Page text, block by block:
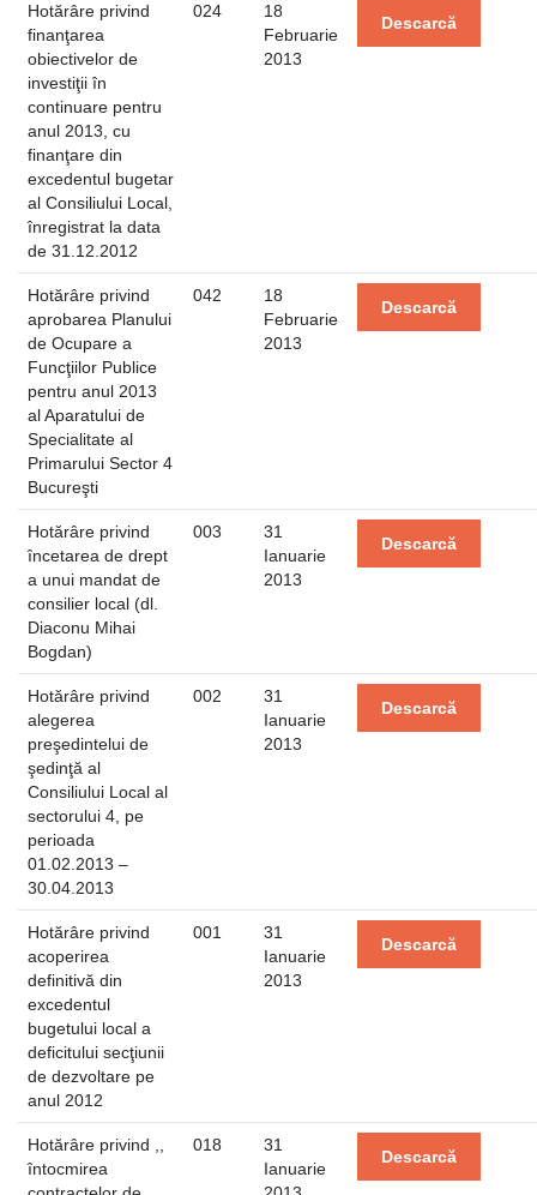
Hotărâre privind
finanţarea
obiectivelor de
investiţii în
continuare pentru
anul 2013, cu
finanţare din
excedentul bugetar
al Consiliului Local,
înregistrat la data
de 31.12.2012
024
18
Februarie
2013
Descarcă
Hotărâre privind
aprobarea Planului
de Ocupare a
Funcţiilor Publice
pentru anul 2013
al Aparatului de
Specialitate al
Primarului Sector 4
Bucureşti
042
18
Februarie
2013
Descarcă
Hotărâre privind
încetarea de drept
a unui mandat de
consilier local (dl.
Diaconu Mihai
Bogdan)
003
31
Ianuarie
2013
Descarcă
Hotărâre privind
alegerea
preşedintelui de
şedinţă al
Consiliului Local al
sectorului 4, pe
perioada
01.02.2013 –
30.04.2013
002
31
Ianuarie
2013
Descarcă
Hotărâre privind
acoperirea
definitivă din
excedentul
bugetului local a
deficitului secţiunii
de dezvoltare pe
anul 2012
001
31
Ianuarie
2013
Descarcă
Hotărâre privind ,,
întocmirea
018
31
Ianuarie
Descarcă